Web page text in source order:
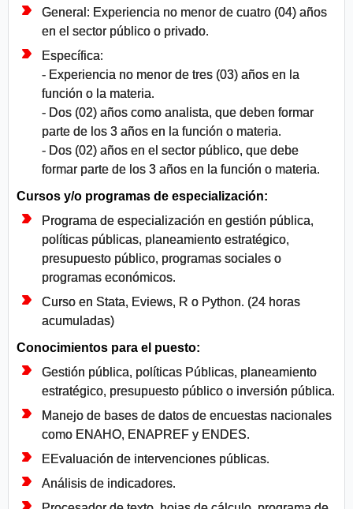
General: Experiencia no menor de cuatro (04) años
en el sector público o privado.
Específica:
- Experiencia no menor de tres (03) años en la
función o la materia.
- Dos (02) años como analista, que deben formar
parte de los 3 años en la función o materia.
- Dos (02) años en el sector público, que debe
formar parte de los 3 años en la función o materia.
Cursos y/o programas de especialización:
Programa de especialización en gestión pública,
políticas públicas, planeamiento estratégico,
presupuesto público, programas sociales o
programas económicos.
Curso en Stata, Eviews, R o Python. (24 horas
acumuladas)
Conocimientos para el puesto:
Gestión pública, políticas Públicas, planeamiento
estratégico, presupuesto público o inversión pública.
Manejo de bases de datos de encuestas nacionales
como ENAHO, ENAPREF y ENDES.
EEvaluación de intervenciones públicas.
Análisis de indicadores.